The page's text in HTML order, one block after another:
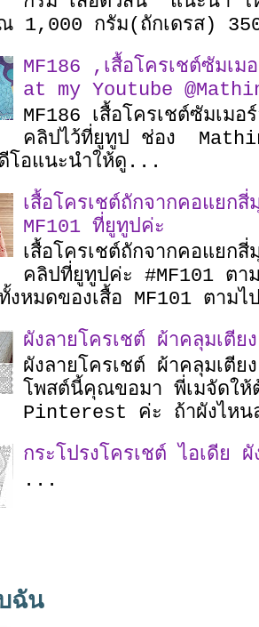
1,000 กรัม(ถักเดรส)
MF186 ,เสื้อโครเชต์ซัม
at my Youtube
MF186 เสื้อโครเชต์ซัมเม
คลิปไว้ที่ยูทูป ช่อง
โอแนะนำให้ดู...
เสื้อโครเชต์ถักจากคอแย
MF101 ที่ยูทูปค่ะ
เสื้อโครเชต์ถักจากคอแยก
คลิปที่ยูทูปค่ะ #MF101 ต
งหมดของเสื้อ MF101 ตาม
ผังลายโครเชต์ ผ้าคลุมเ
ผังลายโครเชต์ ผ้าคลุมเ
โพสต์นี้คุณขอมา พี่เมจัดใ
Pinterest ค่ะ ถ้าผังไหน
กระโปรงโครเชต์ ไอเดีย
...
ฉัน